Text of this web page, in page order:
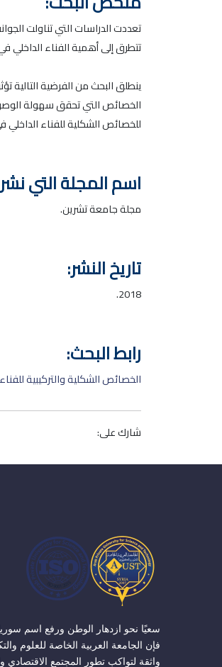
تعددت الدراسات التي تناولت
تتطرق إلى أهمية الفناء
ينطلق البحث من الفرضية التالية
الخصائص التي تحقق سهولة
للخصائص الشكلية للفناء
اسم المجلة التي
مجلة جامعة تشرين.
تاريخ النشر:
2018.
رابط البحث:
الخصائص الشكلية والتركيبية
شارك على:
سعيًا نحو ازدهار الوطن ورفع اسم سوريا
فإن الجامعة العربية الخاصة للعلوم
واثقة لتواكب تطور المجتمع